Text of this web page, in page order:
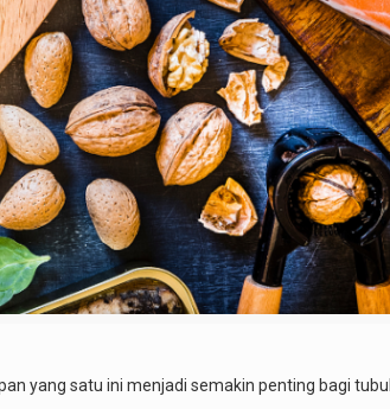
yang satu ini menjadi semakin penting bagi